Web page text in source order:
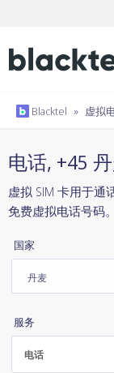
Blacktel » 虚拟
电话, +45
虚拟 SIM 卡用于通
免费虚拟电话号码。
国家
服务
电话